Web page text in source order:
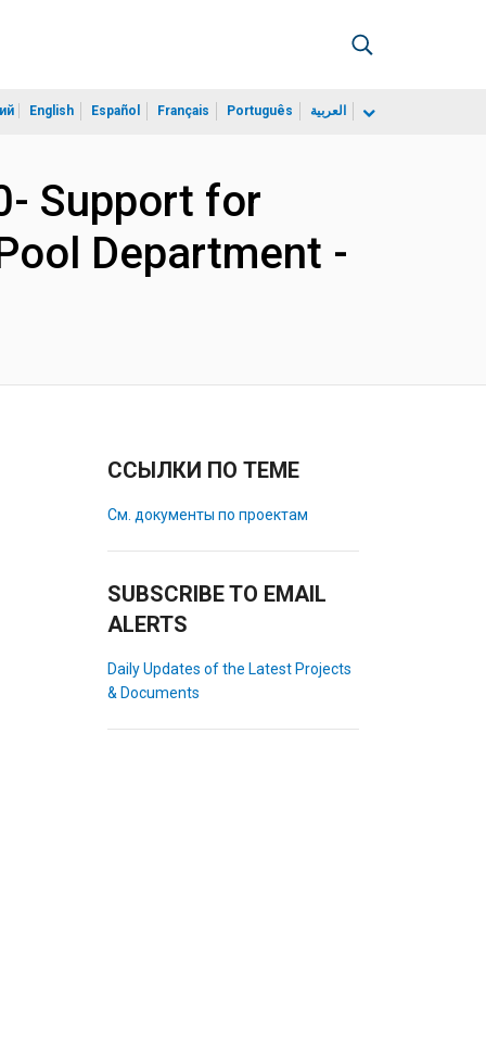
English Español Français Português العربية
Support for
Department -
ССЫЛКИ ПО ТЕМЕ
См. документы по проектам
SUBSCRIBE TO EMAIL
ALERTS
Daily Updates of the Latest Projects
& Documents